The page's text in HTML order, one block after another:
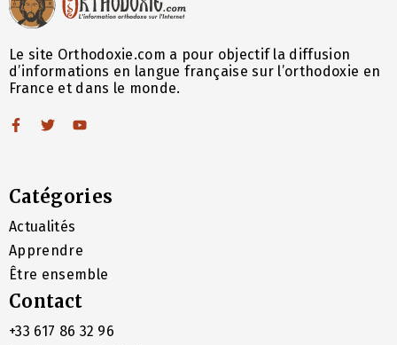
Le site Orthodoxie.com a pour objectif la diffusion
d’informations en langue française sur l’orthodoxie en
France et dans le monde.
Catégories
Actualités
Apprendre
Être ensemble
Contact
+33 617 86 32 96